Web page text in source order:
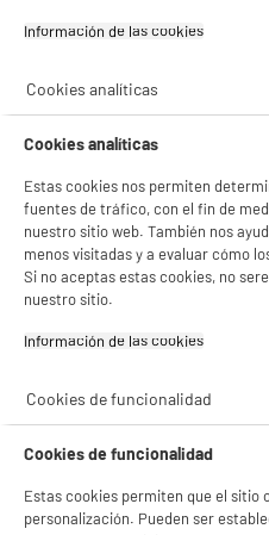
Con el fin de mejorar tu experiencia, y
y sus socios utilizan cookies que
Información de las cookies‎
Cookies analíticas
Cookies analíticas
Estas cookies nos permiten
fuentes de tráfico, con el fin de
nuestro sitio web. También nos
menos visitadas y a evaluar cómo
Si no aceptas estas cookies, no
nuestro sitio.
Información de las cookies‎
Cookies de funcionalidad
Cookies de funcionalidad
Estas cookies permiten que el sitio
personalización. Pueden ser